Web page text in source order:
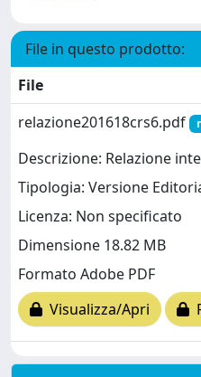
File in questo prodotto:
File
relazione201618crs6.pdf
Descrizione: Relazione
Tipologia: Versione
Licenza: Non specificato
Dimensione 18.82 MB
Formato Adobe PDF
Visualizza/Apri